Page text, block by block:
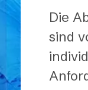
Die
sind